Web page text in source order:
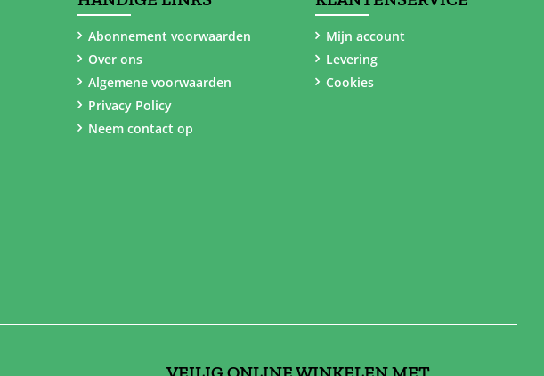
Abonnement voorwaarden
Over ons
Algemene voorwaarden
Privacy Policy
Neem contact op
Mijn account
Levering
Cookies